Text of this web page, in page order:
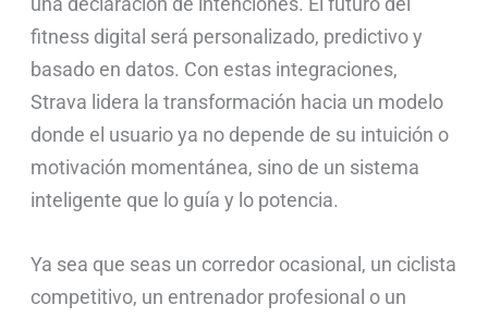
fitness digital será personalizado, predictivo y
basado en datos. Con estas integraciones,
Strava lidera la transformación hacia un modelo
donde el usuario ya no depende de su intuición o
motivación momentánea, sino de un sistema
inteligente que lo guía y lo potencia.
Ya sea que seas un corredor ocasional, un ciclista
competitivo, un entrenador profesional o un